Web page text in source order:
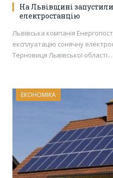
На Львівщині
електростанцію
Львівська компанія
експлуатацію сонячну
Терновиця Львівської
ЕКОНОМІКА